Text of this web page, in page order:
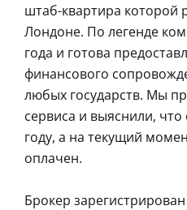
штаб-квартира которой
Лондоне. По легенде
года и готова
финансового
любых государств. Мы
сервиса и выяснили,
году, а на текущий
оплачен.
Брокер